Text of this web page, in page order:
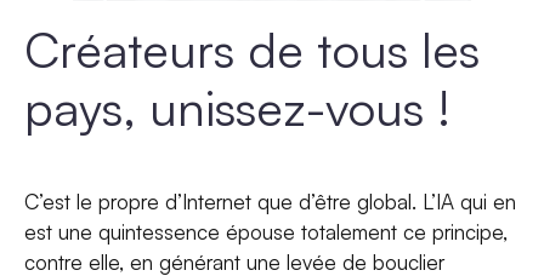
Créateurs de tous les
pays, unissez-vous !
C’est le propre d’Internet que d’être global. L’IA qui en
est une quintessence épouse totalement ce principe,
contre elle, en générant une levée de bouclier